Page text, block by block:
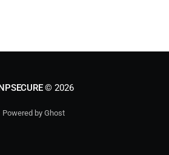
audits all task history. It can also
© 2026
Powered by Ghost